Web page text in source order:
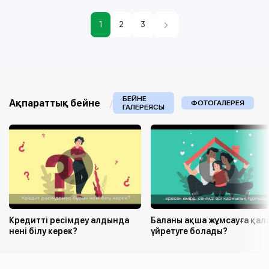
1 2 3
Ақпараттық бейне
БЕЙНЕ
ГАЛЕРЕЯСЫ
ФОТОГАЛЕРЕЯ
Кредитті ресімдеу алдында
нені білу керек?
Баланы ақша жұмсауға
үйретуге болады?